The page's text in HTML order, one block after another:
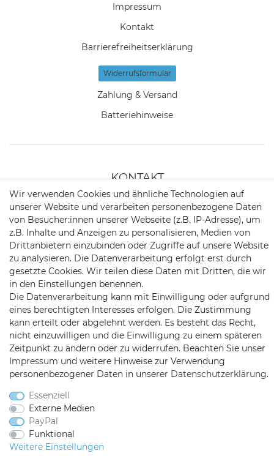
Impressum
Kontakt
Barrierefreiheitserklärung
Widerrufs­formular
Zahlung & Versand
Batteriehinweise
KONTAKT
Telefon:09721 / 9453362
Mail:info@satshopping.de
Kopenhagenstr. 4
97424 Schweinfurt
Satshopping auf Facebook
Satshopping auf
Satshopping auf
2026 Satshopping
Wir verwenden Cookies und ähnliche Technologien auf
unserer Website und verarbeiten personenbezogene Daten
von Besucher:innen unserer Webseite (z.B. IP-Adresse), um
z.B. Inhalte und Anzeigen zu personalisieren, Medien von
Drittanbietern einzubinden oder Zugriffe auf unsere Website
zu analysieren. Die Datenverarbeitung erfolgt erst durch
gesetzte Cookies. Wir teilen diese Daten mit Dritten, die wir
in den Einstellungen benennen.
Die Datenverarbeitung kann mit Einwilligung oder aufgrund
eines berechtigten Interesses erfolgen. Die Zustimmung
kann erteilt oder abgelehnt werden. Es besteht das Recht,
nicht einzuwilligen und die Einwilligung zu einem späteren
Zeitpunkt zu ändern oder zu widerrufen. Beachten Sie unser
Impressum und weitere Hinweise zur Verwendung
personenbezogener Daten in unserer Daten­schutz­erklärung.
Essenziell
Externe Medien
PayPal
Funktional
Weitere Einstellungen